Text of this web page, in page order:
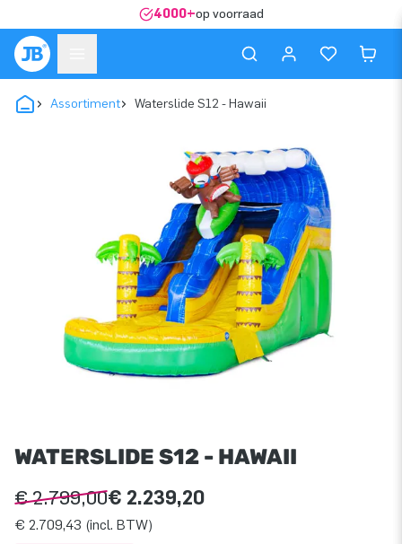
4000+op voorraad
Assortiment Waterslide S12 - Hawaii
WATERSLIDE S12 - HAWAII
€ 2.799,00€ 2.239,20
€ 2.709,43 (incl. BTW)